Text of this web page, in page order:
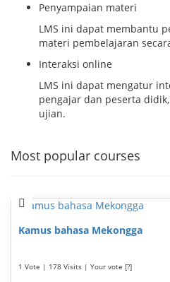
Penyampaian materi
LMS ini dapat membantu
materi pembelajaran
Interaksi online
LMS ini dapat mengatur
pengajar dan peserta
ujian.
Most popular courses
Kamus bahasa Mekongga
1 Vote | 178 Visits | Your vote [?]